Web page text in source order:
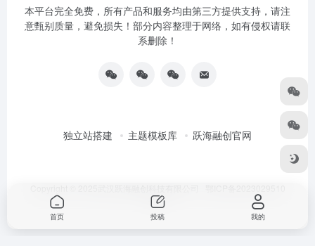
本平台完全免费，所有产品和服务均由第三方提供支持，请注
意甄别质量，避免损失！部分内容整理于网络，如有侵权请联
系删除！
独立站搭建 主题模板库 跃海融创官网
号-3
首页 投稿 我的